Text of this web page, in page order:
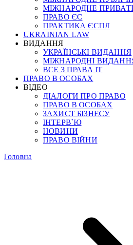
МІЖНАРОДНЕ
ПРАВО ЄС
ПРАКТИКА ЄСПЛ
UKRAINIAN LAW
ВИДАННЯ
УКРАЇНСЬКІ ВИДАННЯ
МІЖНАРОДНІ
ВСЕ З ПРАВА ІТ
ПРАВО В ОСОБАХ
ВІДЕО
ДІАЛОГИ ПРО ПРАВО
ПРАВО В ОСОБАХ
ЗАХИСТ БІЗНЕСУ
ІНТЕРВ`Ю
НОВИНИ
ПРАВО ВІЙНИ
Головна